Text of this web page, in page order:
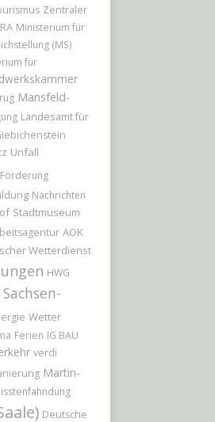
Zentraler
Ministerium für
(MS)
für
Mansfeld-
Landesamt für
Unfall
Förderung
Nachrichten
Stadtmuseum
AOK
Wetterdienst
HWG
Sachsen-
Wetter
Ferien IG BAU
verdi
Martin-
Deutsche